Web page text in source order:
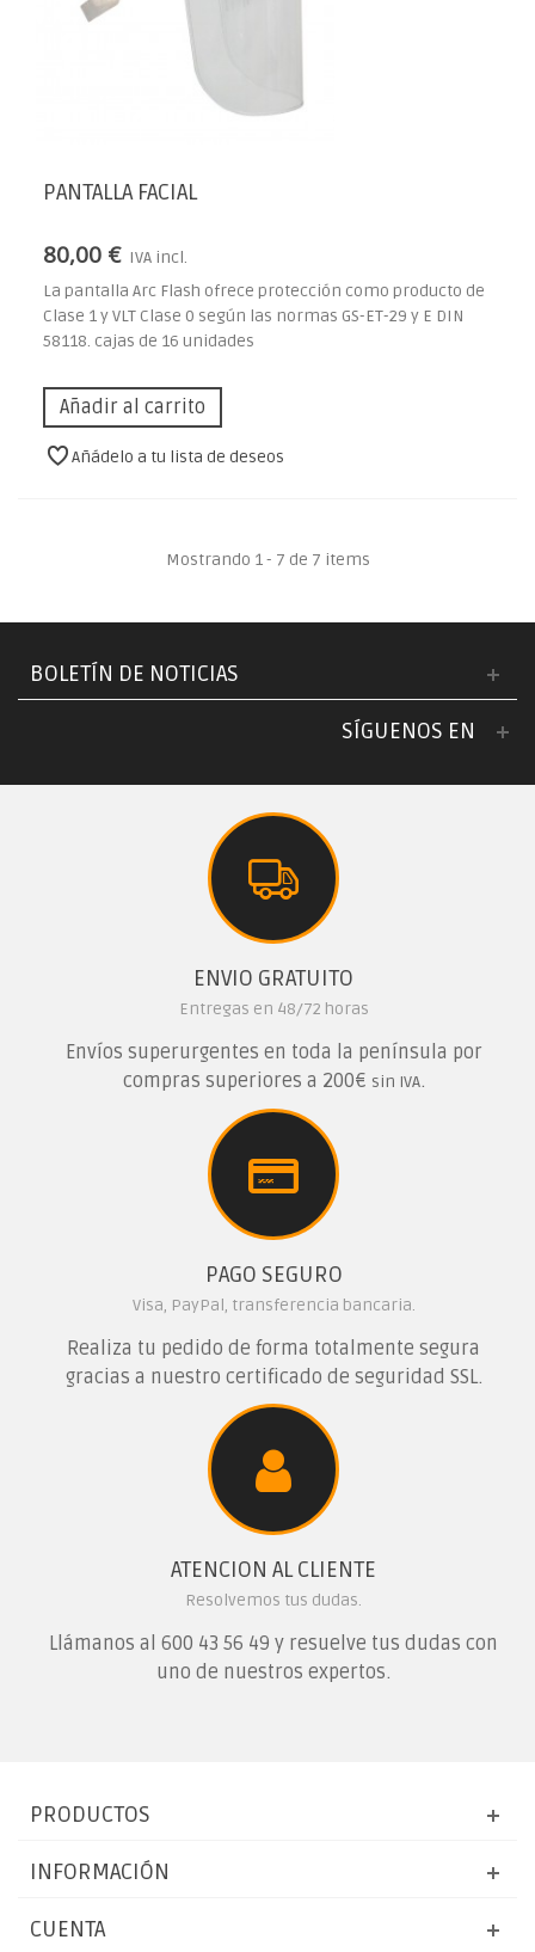
PANTALLA FACIAL
80,00 € IVA incl.
La pantalla Arc Flash ofrece protección como producto de
Clase 1 y VLT Clase 0 según las normas GS-ET-29 y E DIN
58118. cajas de 16 unidades
Añadir al carrito
Añádelo a tu lista de deseos
Mostrando 1 - 7 de 7 items
BOLETÍN DE NOTICIAS
SÍGUENOS EN
ENVIO GRATUITO
Entregas en 48/72 horas
Envíos superurgentes en toda la península por
compras superiores a 200€ sin IVA.
PAGO SEGURO
Visa, PayPal, transferencia bancaria.
Realiza tu pedido de forma totalmente segura
gracias a nuestro certificado de seguridad SSL.
ATENCION AL CLIENTE
Resolvemos tus dudas.
Llámanos al 600 43 56 49 y resuelve tus dudas con
uno de nuestros expertos.
PRODUCTOS
INFORMACIÓN
CUENTA